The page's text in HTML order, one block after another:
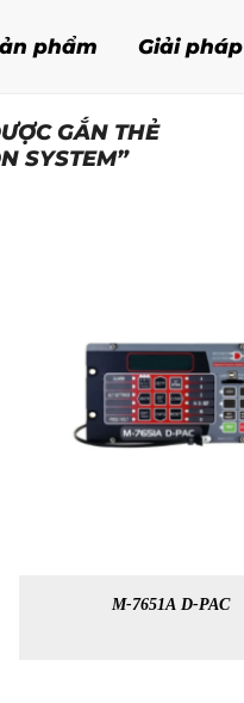
phẩm Giải pháp
GẮN THẺ
SYSTEM”
M-7651A D-PAC